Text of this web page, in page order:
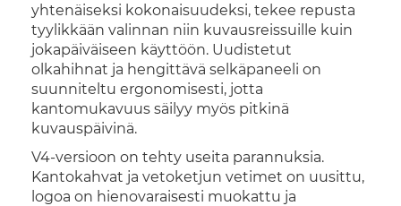
yhtenäiseksi kokonaisuudeksi, tekee repusta
tyylikkään valinnan niin kuvausreissuille kuin
jokapäiväiseen käyttöön. Uudistetut
olkahihnat ja hengittävä selkäpaneeli on
suunniteltu ergonomisesti, jotta
kantomukavuus säilyy myös pitkinä
kuvauspäivinä.
V4-versioon on tehty useita parannuksia.
Kantokahvat ja vetoketjun vetimet on uusittu,
logoa on hienovaraisesti muokattu ja